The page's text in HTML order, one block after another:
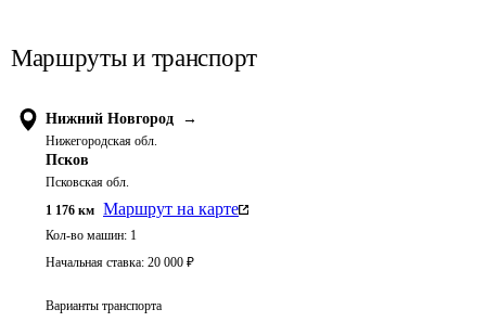
Маршруты и транспорт
Нижний Новгород →
Нижегородская обл.
Псков
Псковская обл.
1 176 км Маршрут на карте
Кол-во машин: 1
Начальная ставка: 20 000 ₽
Варианты транспорта